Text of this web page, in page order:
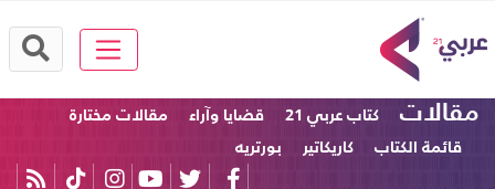
مقالات كتاب عربي 21 قضايا وآراء
مقالات مختارة
قائمة الكتاب
كاريكاتير بورتريه